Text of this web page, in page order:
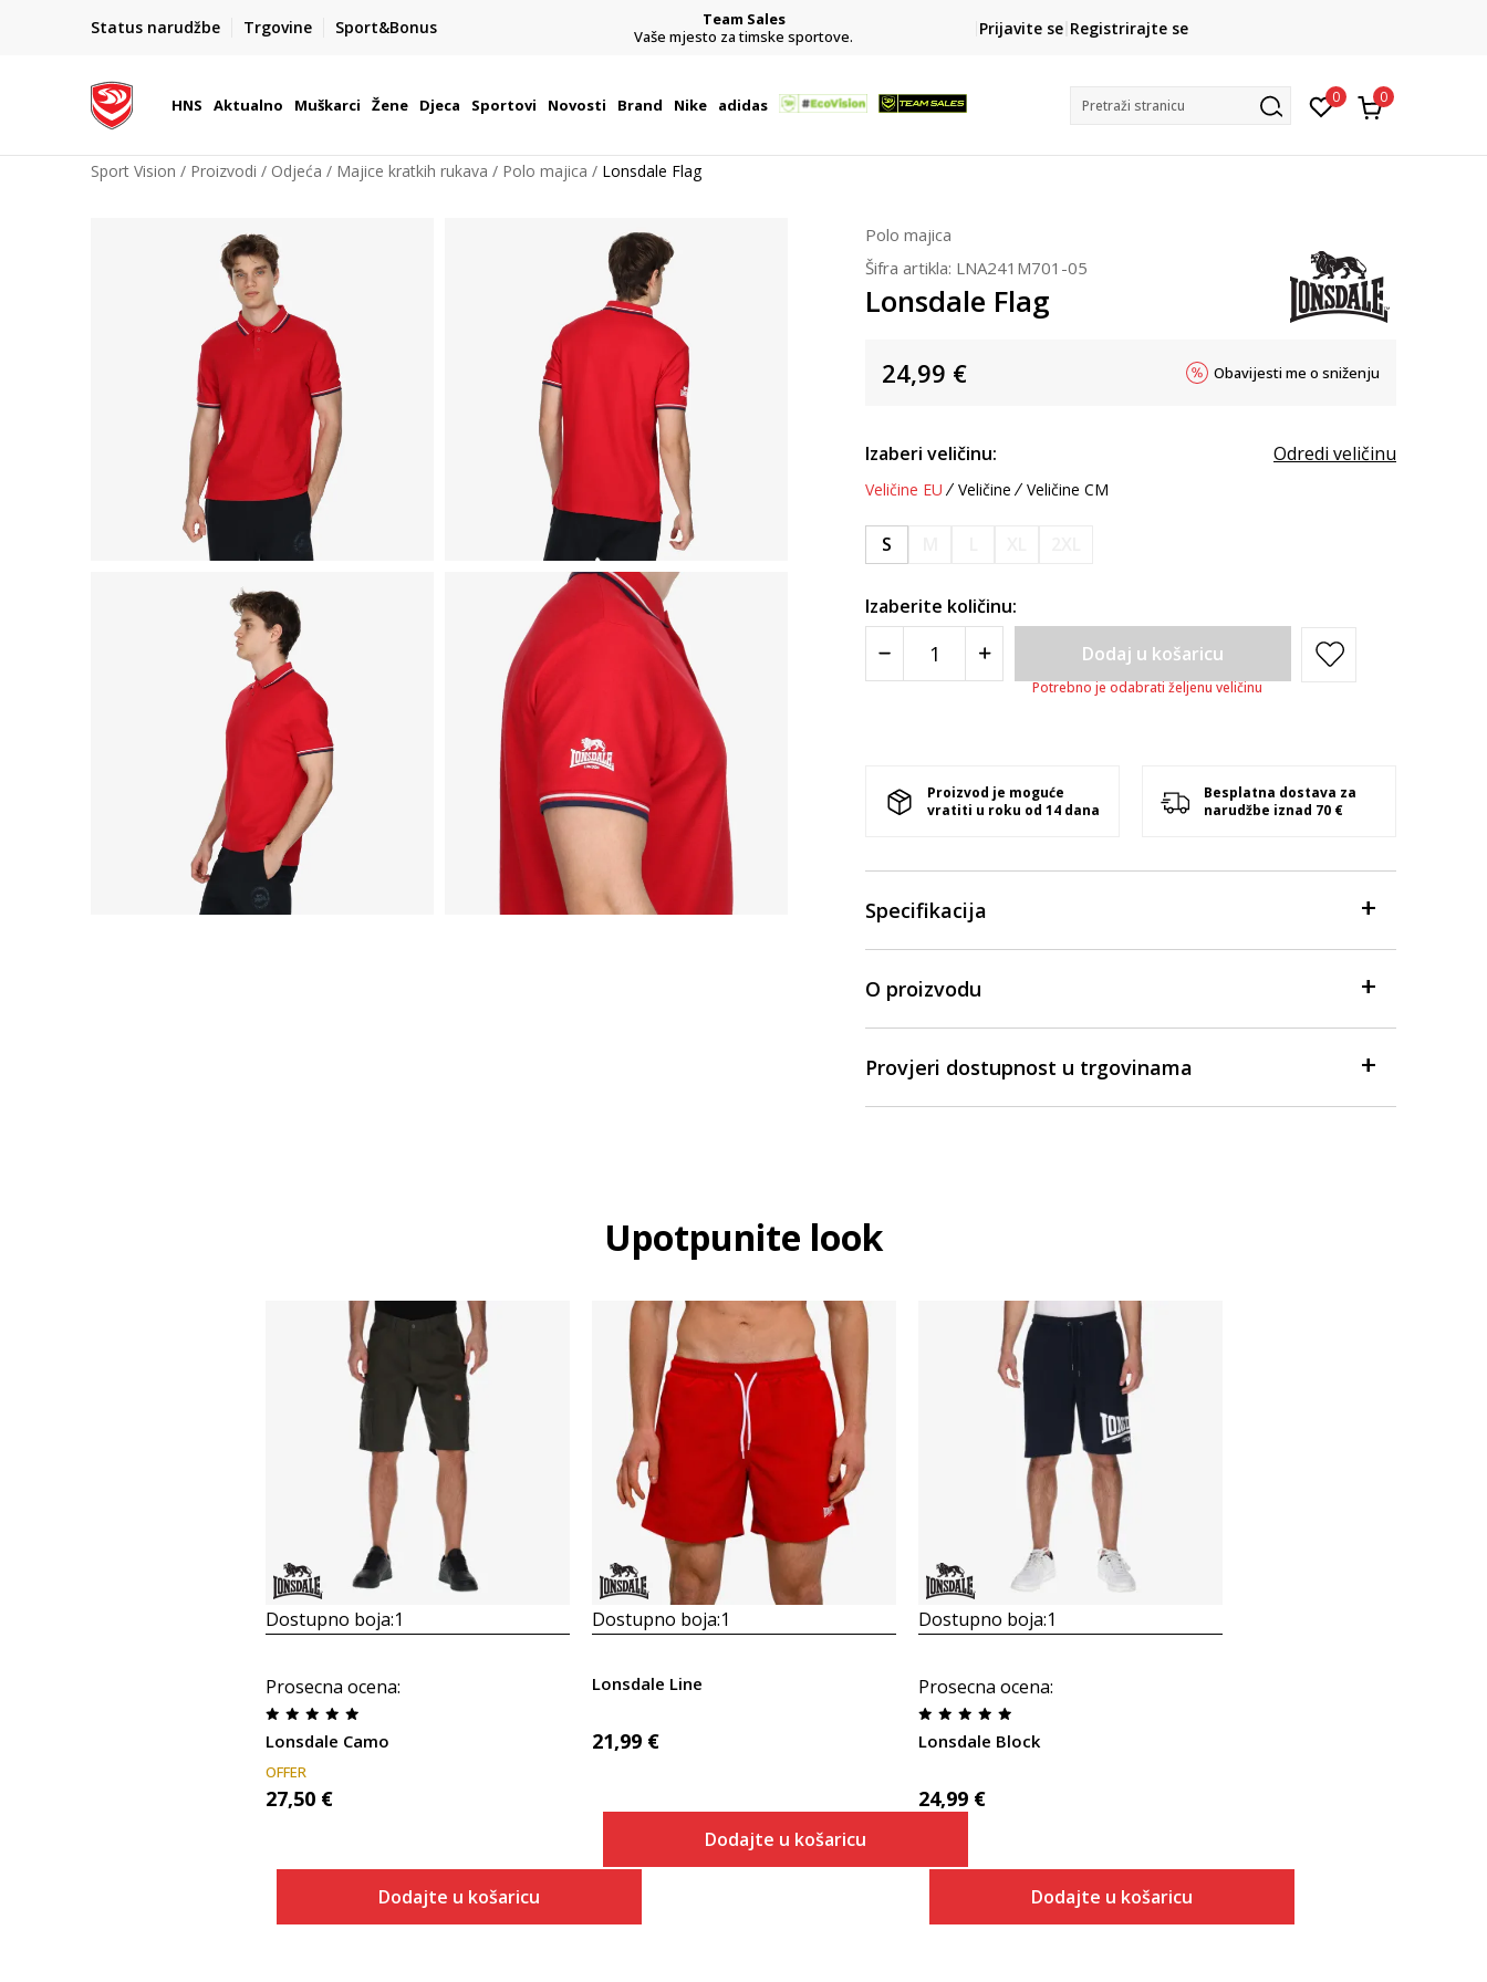
Status narudžbe Trgovine Sport&Bonus
BOX NOW
Dostava 1,50 €
| Više od 800 paketomata u Hrvatskoj
Team Sales
Vaše mjesto za timske sportove.
CLICK& COLLECT
besplatno preuzimanje u trgovini
Prijavite se Registrirajte se
HNS Aktualno Muškarci Žene Djeca Sportovi Novosti Brand Nike adidas Pretraži stranicu 0 0
Sport Vision Proizvodi Odjeća Majice kratkih rukava Polo majica Lonsdale Flag
Polo majica
Šifra artikla: LNA241M701-05
Lonsdale Flag
24,99 € Obavijesti me o sniženju
Izaberi veličinu: Odredi veličinu
Veličine EU Veličine Veličine CM
S
Izaberite količinu:
Dodaj u košaricu
Potrebno je odabrati željenu veličinu
Proizvod je moguće
vratiti u roku od 14 dana
Besplatna dostava za
narudžbe iznad 70 €
Specifikacija
O proizvodu
Provjeri dostupnost u trgovinama
Upotpunite look
Dostupno boja:1
Prosecna ocena:
Lonsdale Camo
OFFER
27,50 €
Dodajte u košaricu
Dostupno boja:1
Lonsdale Line
21,99 €
Dodajte u košaricu
Dostupno boja:1
Prosecna ocena:
Lonsdale Block
24,99 €
Dodajte u košaricu